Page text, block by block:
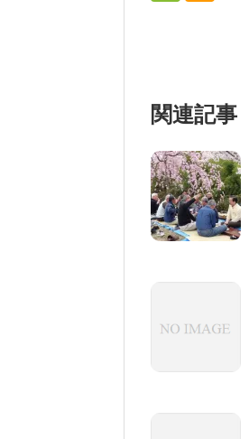
関連記事